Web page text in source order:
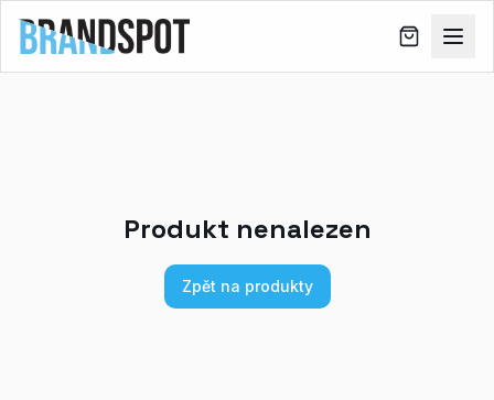
Produkt nenalezen
Zpět na produkty